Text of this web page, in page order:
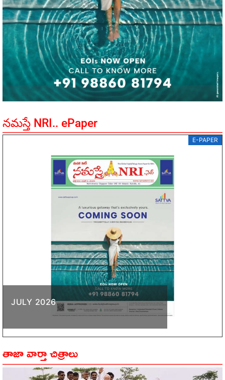
నమస్తే NRI.. ePaper
E-PAPER
JULY 2026
తాజా వార్తా చిత్రాలు